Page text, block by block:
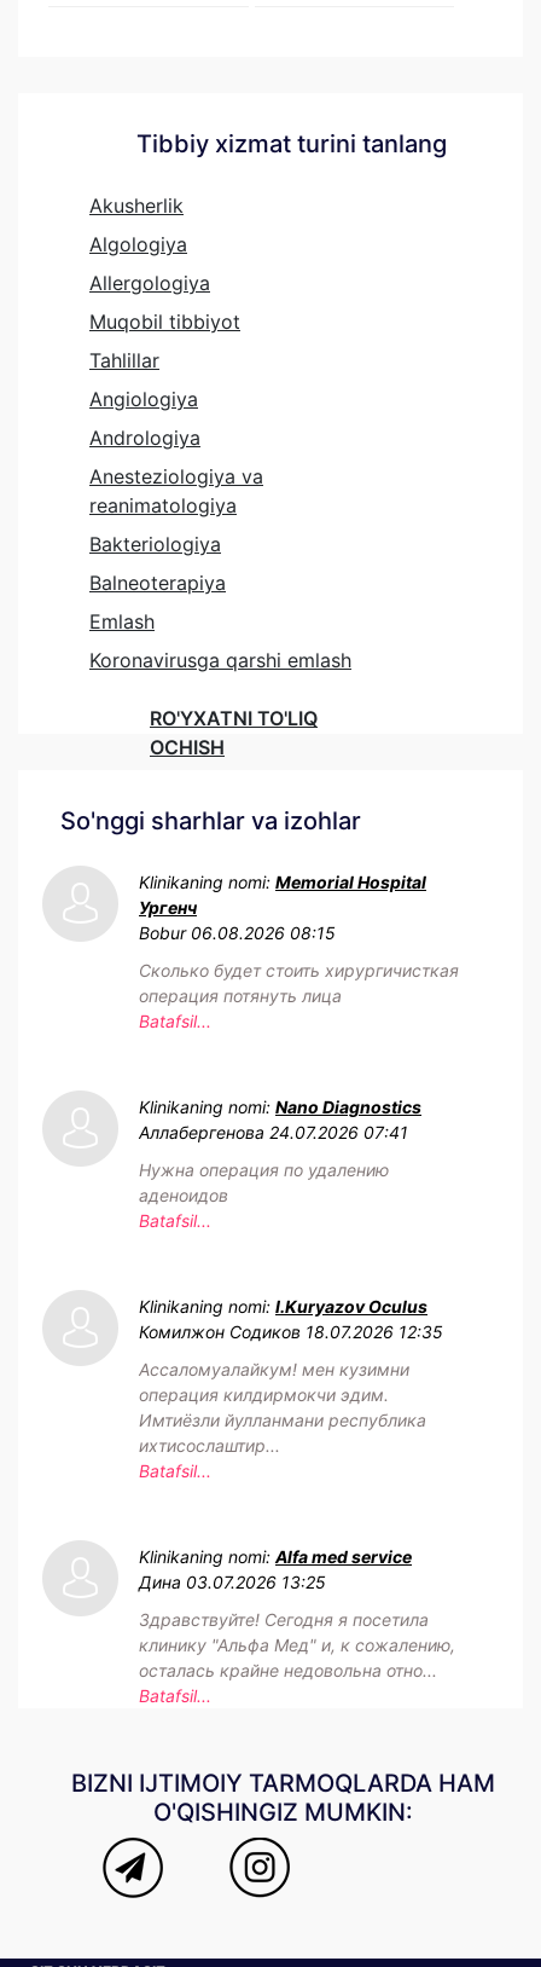
Tibbiy xizmat turini tanlang
Akusherlik
Algologiya
Allergologiya
Muqobil tibbiyot
Tahlillar
Angiologiya
Andrologiya
Anesteziologiya va
reanimatologiya
Bakteriologiya
Balneoterapiya
Emlash
Koronavirusga qarshi emlash
RO'YXATNI TO'LIQ
OCHISH
So'nggi sharhlar va izohlar
Klinikaning nomi: Memorial Hospital
Ургенч
Bobur 06.08.2026 08:15
Сколько будет стоить хирургичисткая
операция потянуть лица
Batafsil...
Klinikaning nomi: Nano Diagnostics
Аллабергенова 24.07.2026 07:41
Нужна операция по удалению
аденоидов
Batafsil...
Klinikaning nomi: I.Kuryazov Oculus
Комилжон Содиков 18.07.2026 12:35
Ассаломуалайкум! мен кузимни
операция килдирмокчи эдим.
Имтиёзли йулланмани республика
ихтисослаштир...
Batafsil...
Klinikaning nomi: Alfa med service
Дина 03.07.2026 13:25
Здравствуйте! Сегодня я посетила
клинику "Альфа Мед" и, к сожалению,
осталась крайне недовольна отно...
Batafsil...
BIZNI IJTIMOIY TARMOQLARDA HAM
O'QISHINGIZ MUMKIN: